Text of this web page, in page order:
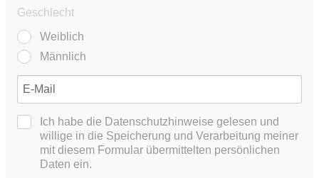
Geschlecht
Weiblich
Männlich
Ich habe die Datenschutzhinweise gelesen und
willige in die Speicherung und Verarbeitung meiner
mit diesem Formular übermittelten persönlichen
Daten ein.